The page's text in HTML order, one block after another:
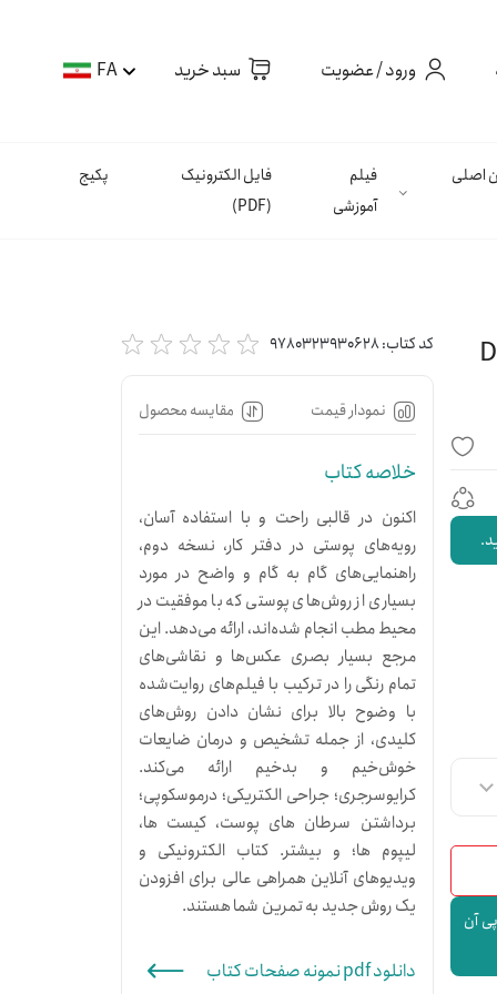
ورود / عضویت سبد خرید FA
اصلی
فیلم
آموزشی
فایل الکترونیک
(PDF)
پکیج
آن
کد کتاب:9780323930628
نمودار قیمت مقایسه محصول
خلاصه کتاب
اکنون در قالبی راحت و با استفاده آسان،
رویه‌های پوستی در دفتر کار، نسخه دوم،
راهنمایی‌های گام به گام و واضح در مورد
بسیاری از روش‌های پوستی که با موفقیت در
محیط مطب انجام شده‌اند، ارائه می‌دهد. این
مرجع بسیار بصری عکس‌ها و نقاشی‌های
تمام رنگی را در ترکیب با فیلم‌های روایت‌شده
با وضوح بالا برای نشان دادن روش‌های
کلیدی، از جمله تشخیص و درمان ضایعات
خوش‌خیم و بدخیم ارائه می‌کند.
کرایوسرجری؛ جراحی الکتریکی؛ درموسکوپی؛
برداشتن سرطان های پوست، کیست ها،
لیپوم ها؛ و بیشتر. کتاب الکترونیکی و
ویدیوهای آنلاین همراهی عالی برای افزودن
یک روش جدید به تمرین شما هستند.
دانلود pdf نمونه صفحات کتاب